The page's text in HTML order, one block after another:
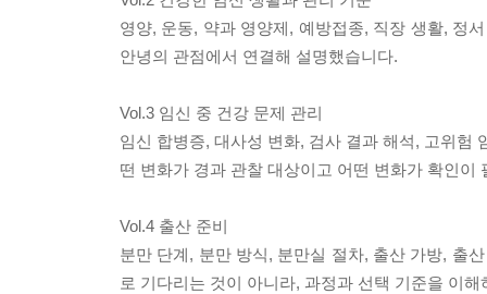
영양, 운동, 약과 영양제, 예방접종, 직장 생활, 정
안녕의 관점에서 연결해 설명했습니다.
Vol.3 임신 중 건강 문제 관리
임신 합병증, 대사성 변화, 검사 결과 해석, 고위험
떤 변화가 경과 관찰 대상이고 어떤 변화가 확인
Vol.4 출산 준비
분만 단계, 분만 방식, 분만실 절차, 출산 가방, 출
로 기다리는 것이 아니라, 과정과 선택 기준을 이